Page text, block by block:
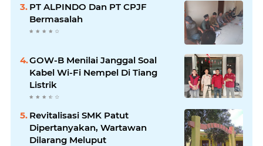
PT ALPINDO Dan PT CPJF
Bermasalah
GOW-B Menilai Janggal Soal
Kabel Wi-Fi Nempel Di Tiang
Listrik
Revitalisasi SMK Patut
Dipertanyakan, Wartawan
Dilarang Meluput